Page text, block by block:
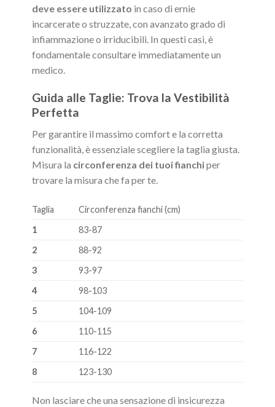
deve essere utilizzato in caso di ernie
incarcerate o struzzate, con avanzato grado di
infiammazione o irriducibili. In questi casi, è
fondamentale consultare immediatamente un
medico.
Guida alle Taglie: Trova la Vestibilità
Perfetta
Per garantire il massimo comfort e la corretta
funzionalità, è essenziale scegliere la taglia giusta.
Misura la circonferenza dei tuoi fianchiper
trovare la misura che fa per te.
Taglia
Circonferenza fianchi (cm)
1
83-87
2
88-92
3
93-97
4
98-103
5
104-109
6
110-115
7
116-122
8
123-130
Non lasciare che una sensazione di insicurezza